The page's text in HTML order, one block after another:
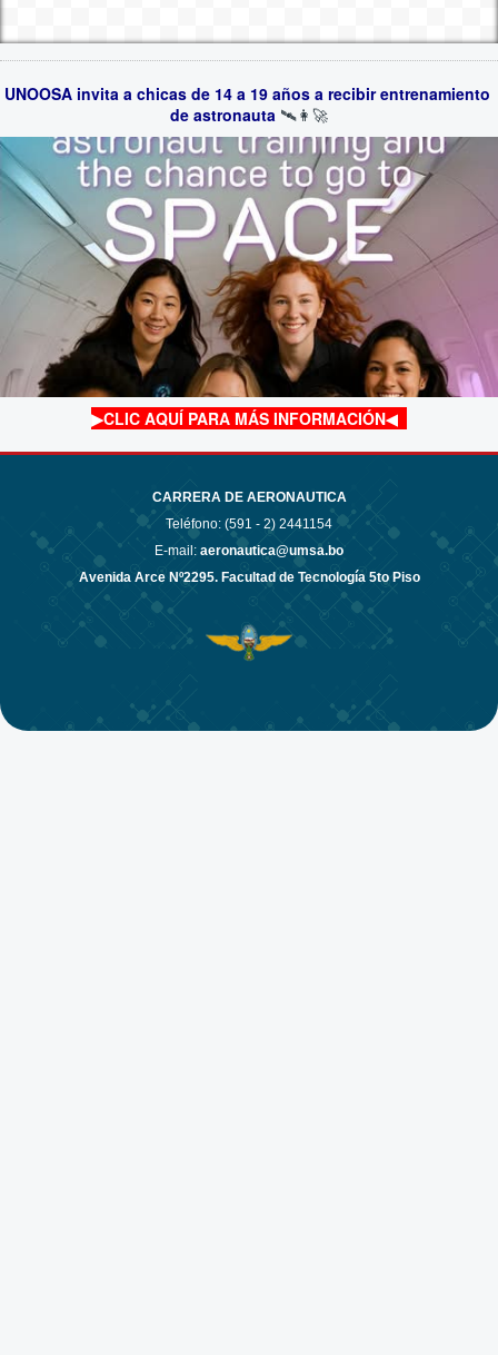
UNOOSA invita a chicas de 14 a 19 años a recibir entrenamiento
de astronauta 🛰️👩‍🚀
▶CLIC AQUÍ PARA MÁS INFORMACIÓN◀
CARRERA DE AERONAUTICA
Teléfono: (591 - 2) 2441154
E-mail: aeronautica@umsa.bo
Avenida Arce Nº2295. Facultad de Tecnología 5to Piso